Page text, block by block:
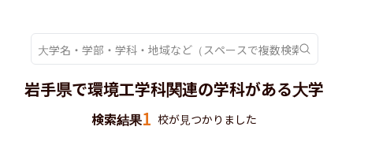
岩手県で環境工学科関連の学科がある大学
検索結果1 校が見つかりました